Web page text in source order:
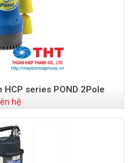
series POND 2Pole
hệ